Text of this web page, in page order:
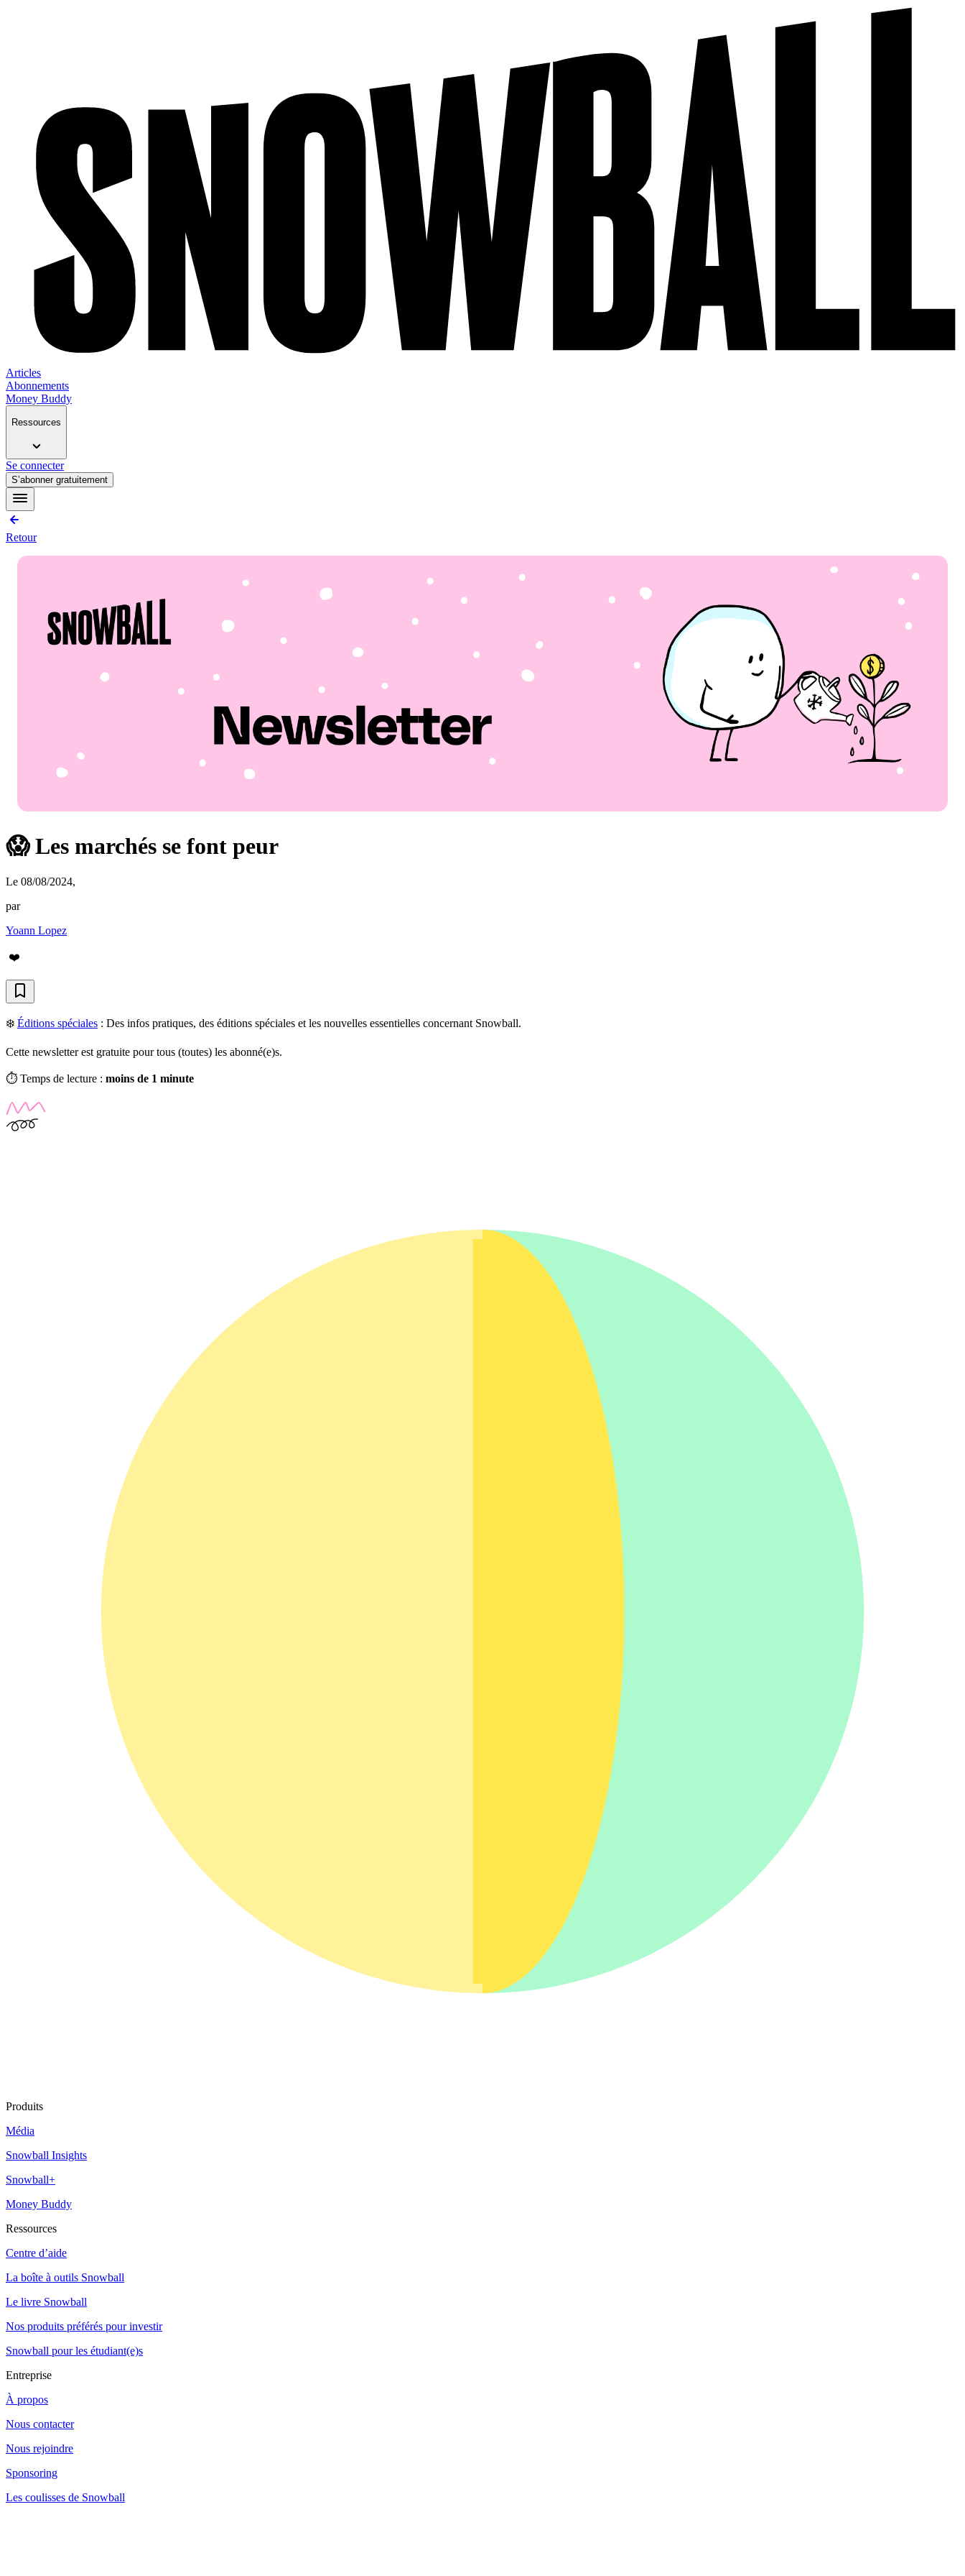
Articles
Abonnements
Money Buddy
Ressources
Se connecter
S’abonner gratuitement
Retour
😱 Les marchés se font peur
Le 08/08/2024,
par
Yoann Lopez
❤️
❄️ Éditions spéciales : Des infos pratiques, des éditions spéciales et les nouvelles essentielles concernant Snowball.
Cette newsletter est gratuite pour tous (toutes) les abonné(e)s.
⏱️ Temps de lecture : moins de 1 minute
Produits
Média
Snowball Insights
Snowball+
Money Buddy
Ressources
Centre d’aide
La boîte à outils Snowball
Le livre Snowball
Nos produits préférés pour investir
Snowball pour les étudiant(e)s
Entreprise
À propos
Nous contacter
Nous rejoindre
Sponsoring
Les coulisses de Snowball